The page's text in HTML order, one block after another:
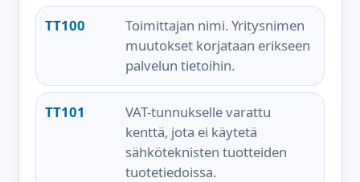
TT100
Toimittajan nimi. Yritysnimen
muutokset korjataan erikseen
palvelun tietoihin.
TT101
VAT-tunnukselle varattu
kenttä, jota ei käytetä
sähköteknisten tuotteiden
tuotetiedoissa.